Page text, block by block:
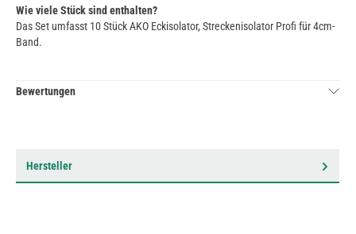
Wie viele Stück sind enthalten?
Das Set umfasst 10 Stück AKO Eckisolator, Streckenisolator Profi für 4cm-
Band.
Bewertungen
Hersteller